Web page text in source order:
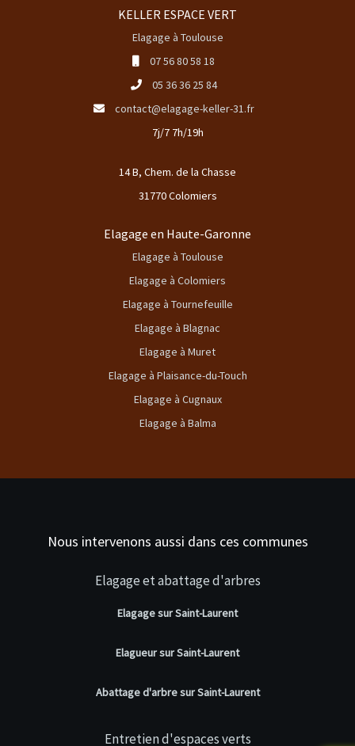
KELLER ESPACE VERT
Elagage à Toulouse
07 56 80 58 18
05 36 36 25 84
contact@elagage-keller-31.fr
7j/7 7h/19h
14 B, Chem. de la Chasse
31770 Colomiers
Elagage en Haute-Garonne
Elagage à Toulouse
Elagage à Colomiers
Elagage à Tournefeuille
Elagage à Blagnac
Elagage à Muret
Elagage à Plaisance-du-Touch
Elagage à Cugnaux
Elagage à Balma
Nous intervenons aussi dans ces communes
Elagage et abattage d'arbres
Elagage sur Saint-Laurent
Elagueur sur Saint-Laurent
Abattage d'arbre sur Saint-Laurent
Entretien d'espaces verts